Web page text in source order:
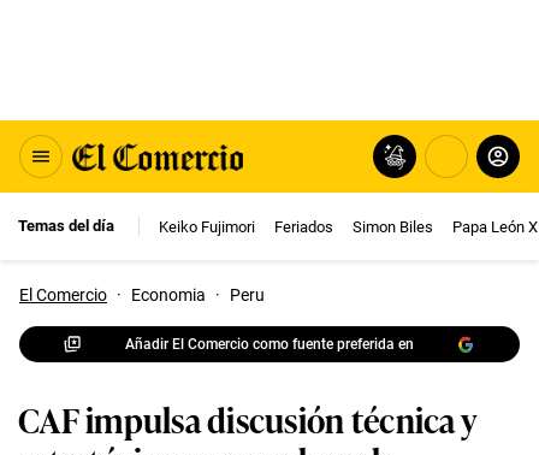
Temas del día Keiko Fujimori Feriados Simon Biles Papa León
El Comercio · Economia · Peru
Añadir El Comercio como fuente preferida en
CAF impulsa discusión técnica y